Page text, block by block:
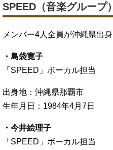
SPEED（音楽グループ）
メンバー4人全員が沖縄県出身
・島袋寛子
「SPEED」ボーカル担当
出身地：沖縄県那覇市
生年月日：1984年4月7日
・今井絵理子
「SPEED」ボーカル担当